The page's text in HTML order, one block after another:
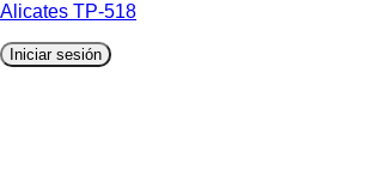
Alicates TP-518
Iniciar sesión